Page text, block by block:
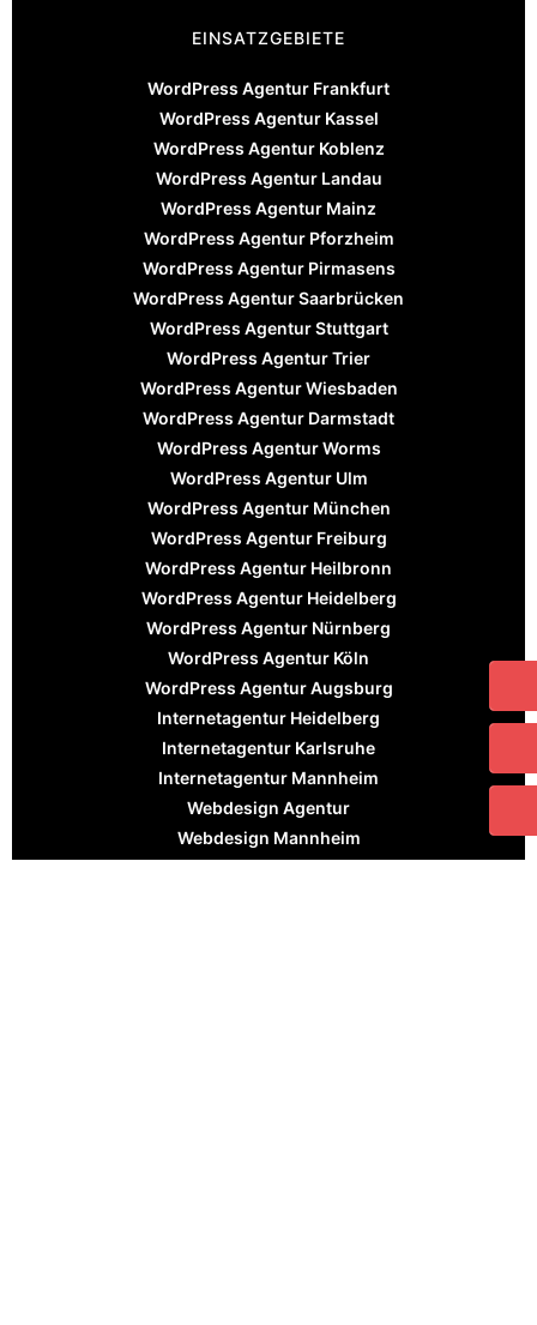
EINSATZGEBIETE
WordPress Agentur Frankfurt
WordPress Agentur Kassel
WordPress Agentur Koblenz
WordPress Agentur Landau
WordPress Agentur Mainz
WordPress Agentur Pforzheim
WordPress Agentur Pirmasens
WordPress Agentur Saarbrücken
WordPress Agentur Stuttgart
WordPress Agentur Trier
WordPress Agentur Wiesbaden
WordPress Agentur Darmstadt
WordPress Agentur Worms
WordPress Agentur Ulm
WordPress Agentur München
WordPress Agentur Freiburg
WordPress Agentur Heilbronn
WordPress Agentur Heidelberg
WordPress Agentur Nürnberg
WordPress Agentur Köln
WordPress Agentur Augsburg
Internetagentur Heidelberg
Internetagentur Karlsruhe
Internetagentur Mannheim
Webdesign Agentur
Webdesign Mannheim